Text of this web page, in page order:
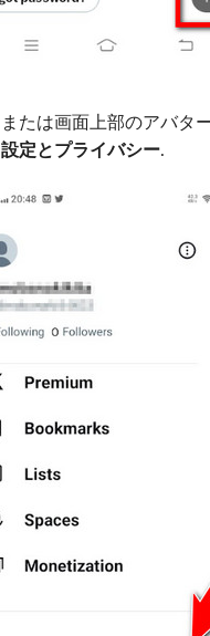
または画面上部のアバタ
設定とプライバシー.